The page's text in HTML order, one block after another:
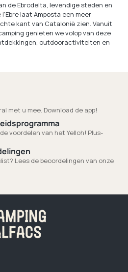
de Ebrodelta, levendige steden en
laat Amposta een meer
kant van Catalonië zien. Vanuit
genieten we volop van deze
outdooractiviteiten en
met u mee. Download de app!
voordelen van het Yelloh! Plus-
Lees de beoordelingen van onze